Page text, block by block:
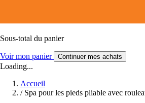
Sous-total du panier
Voir mon panier Continuer mes achats
Loading...
Accueil
/ Spa pour les pieds pliable avec